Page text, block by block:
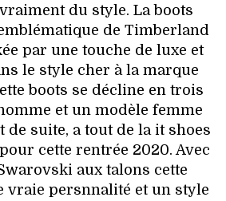
du style. La boots
de Timberland
par une touche de luxe et
le style cher à la marque
boots se décline en trois
et un modèle femme
de suite, a tout de la it shoes
cette rentrée 2020. Avec
aux talons cette
vraie persnnalité et un style